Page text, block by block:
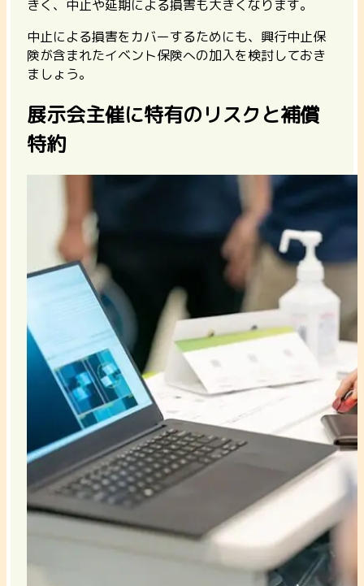
きく、中止や延期による損害も大きくなります。
中止による損害をカバーするためにも、興行中止保
険が含まれたイベント保険への加入を検討しておき
ましょう。
展示会主催に特有のリスクと補償
特約